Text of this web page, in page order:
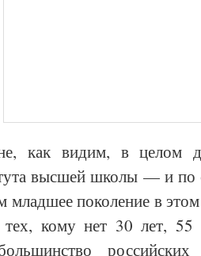
как видим, в целом
высшей школы — и по
младшее поколение в
тех, кому нет 30 лет,